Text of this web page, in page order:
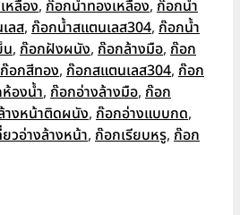
หลือง, ก๊อกน้ำทองเหลือง, ก๊อกน้ำ
ลส, ก๊อกน้ำสแตนเลส304, ก๊อกน้ำ
น, ก๊อกฝังผนัง, ก๊อกล้างมือ, ก๊อก
ก๊อกสีทอง, ก๊อกสแตนเลส304, ก๊อก
องน้ำ, ก๊อกอ่างล้างมือ, ก๊อก
างหน้าติดผนัง, ก๊อกอ่างแบบกด,
วอ่างล้างหน้า, ก๊อกเรียบหรู, ก๊อก